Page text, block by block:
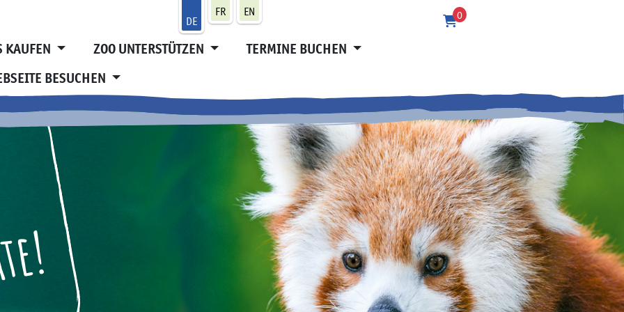
KAUFEN ZOO UNTERSTÜTZEN
TERMINE BUCHEN
BESUCHEN
DE
FR EN 0